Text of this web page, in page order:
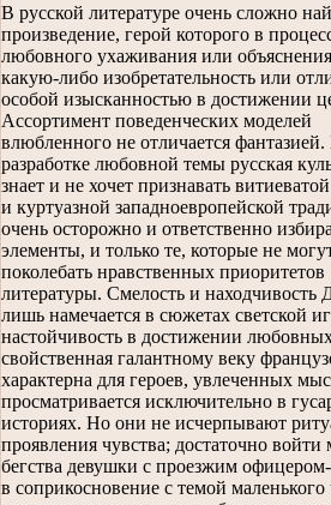
В русской литературе очень сложно
произведение, герой которого в
любовного ухаживания или
какую-либо изобретательность или
особой изысканностью в достижении
Ассортимент поведенческих моделей
влюбленного не отличается
разработке любовной темы русская
знает и не хочет признавать
и куртуазной западноевропейской
очень осторожно и ответственно
элементы, и только те, которые не
поколебать нравственных приоритетов
литературы. Смелость и находчивость
лишь намечается в сюжетах светской
настойчивость в достижении
свойственная галантному веку
характерна для героев, увлеченных
просматривается исключительно в
историях. Но они не исчерпывают
проявления чувства; достаточно войти
бегства девушки с проезжим
в соприкосновение с темой маленького